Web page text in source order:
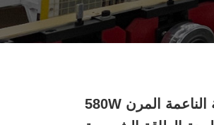
نظام الطاقة الشمسية الناعمة المرن 580W